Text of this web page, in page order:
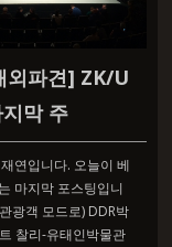
외파견] ZK/U
막 주
연입니다. 오늘이 베
마지막 포스팅입니
광객 모드로) DDR박
찰리-유태인박물관